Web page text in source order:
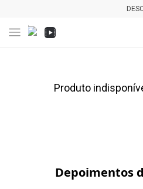
DESCONTO
Produto
Depoimentos